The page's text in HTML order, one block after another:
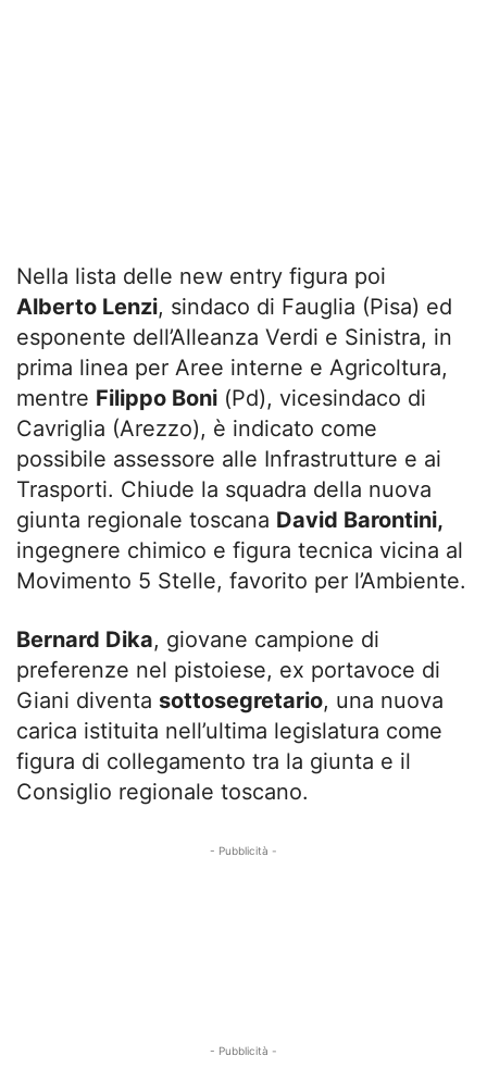
Nella lista delle new entry figura poi
Alberto Lenzi, sindaco di Fauglia (Pisa) ed
esponente dell’Alleanza Verdi e Sinistra, in
prima linea per Aree interne e Agricoltura,
mentre Filippo Boni (Pd), vicesindaco di
Cavriglia (Arezzo), è indicato come
possibile assessore alle Infrastrutture e ai
Trasporti. Chiude la squadra della nuova
giunta regionale toscana David Barontini,
ingegnere chimico e figura tecnica vicina al
Movimento 5 Stelle, favorito per l’Ambiente.
Bernard Dika, giovane campione di
preferenze nel pistoiese, ex portavoce di
Giani diventa sottosegretario, una nuova
carica istituita nell’ultima legislatura come
figura di collegamento tra la giunta e il
Consiglio regionale toscano.
- Pubblicità -
- Pubblicità -